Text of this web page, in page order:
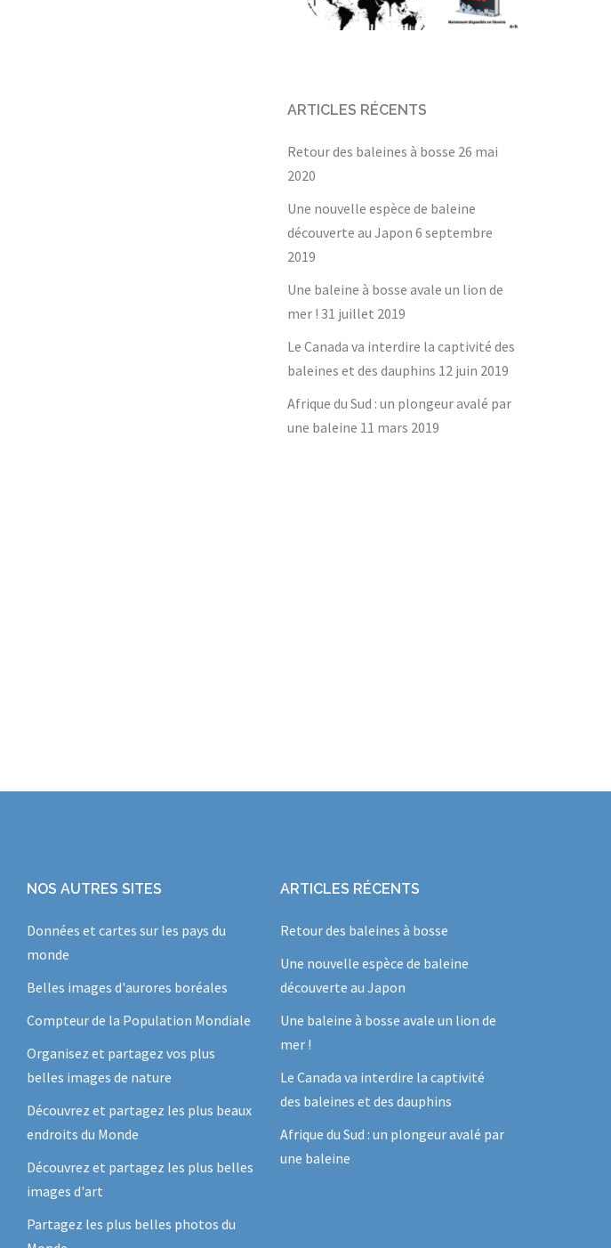
ARTICLES RÉCENTS
Retour des baleines à bosse 26 mai
2020
Une nouvelle espèce de baleine
découverte au Japon 6 septembre
2019
Une baleine à bosse avale un lion de
mer ! 31 juillet 2019
Le Canada va interdire la captivité des
baleines et des dauphins 12 juin 2019
Afrique du Sud : un plongeur avalé par
une baleine 11 mars 2019
NOS AUTRES SITES
Données et cartes sur les pays du
monde
Belles images d'aurores boréales
Compteur de la Population Mondiale
Organisez et partagez vos plus
belles images de nature
Découvrez et partagez les plus beaux
endroits du Monde
Découvrez et partagez les plus belles
images d'art
Partagez les plus belles photos du
ARTICLES RÉCENTS
Retour des baleines à bosse
Une nouvelle espèce de baleine
découverte au Japon
Une baleine à bosse avale un lion de
mer !
Le Canada va interdire la captivité
des baleines et des dauphins
Afrique du Sud : un plongeur avalé par
une baleine